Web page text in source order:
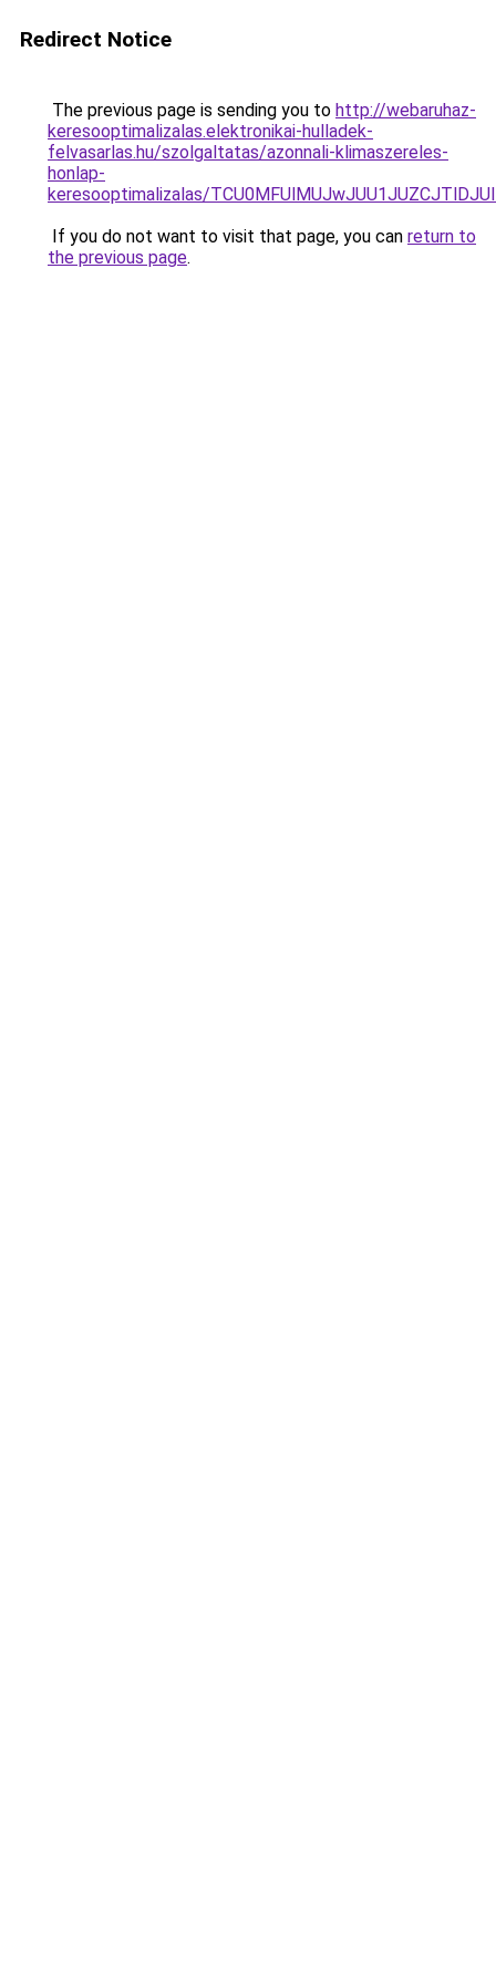
Redirect Notice
The previous page is sending you to http://webaruhaz-
keresooptimalizalas.elektronikai-hulladek-
felvasarlas.hu/szolgaltatas/azonnali-klimaszereles-
honlap-
keresooptimalizalas/
If you do not want to visit that page, you can return to
the previous page.